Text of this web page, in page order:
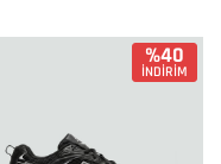
%40
İNDİRİM